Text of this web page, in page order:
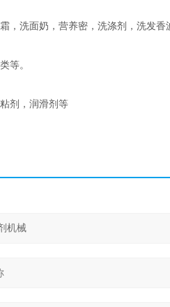
，洗面奶，营养密，洗涤剂，洗发
等。
剂，润滑剂等